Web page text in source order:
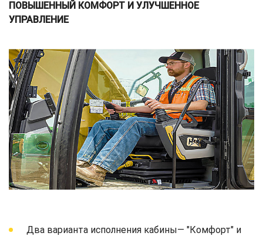
ПОВЫШЕННЫЙ КОМФОРТ И УЛУЧШЕННОЕ
УПРАВЛЕНИЕ
Два варианта исполнения кабины— "Комфорт" и